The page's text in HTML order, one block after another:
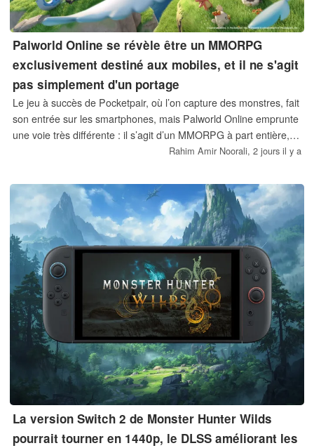
Palworld Online se révèle être un MMORPG
exclusivement destiné aux mobiles, et il ne s'agit
pas simplement d'un portage
Le jeu à succès de Pocketpair, où l’on capture des monstres, fait
son entrée sur les smartphones, mais Palworld Online emprunte
une voie très différente : il s’agit d’un MMORPG à part entière, et
non d’une simple adaptation mobile allégée.Rahim Amir Noorali, 2 jours il y a
La version Switch 2 de Monster Hunter Wilds
pourrait tourner en 1440p, le DLSS améliorant les